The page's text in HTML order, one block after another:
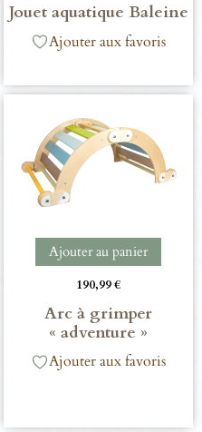
Jouet aquatique Baleine
Ajouter aux favoris
Ajouter au panier
190,99€
Arc à grimper
« adventure »
Ajouter aux favoris